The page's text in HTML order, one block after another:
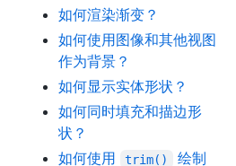
如何渲染渐变？
如何使用图像和其他视图
作为背景？
如何显示实体形状？
如何同时填充和描边形
状？
如何使用
trim()
绘制